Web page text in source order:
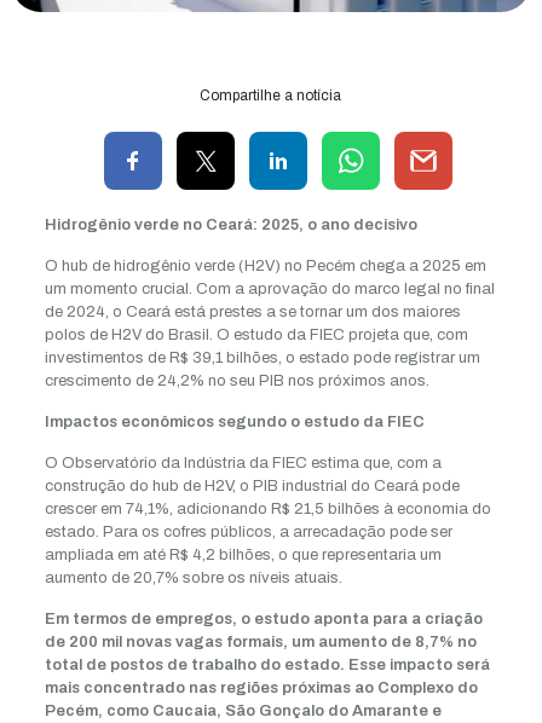
Compartilhe a notícia
Hidrogênio verde no Ceará: 2025, o ano decisivo
O hub de hidrogênio verde (H2V) no Pecém chega a 2025 em
um momento crucial. Com a aprovação do marco legal no final
de 2024, o Ceará está prestes a se tornar um dos maiores
polos de H2V do Brasil. O estudo da FIEC projeta que, com
investimentos de R$ 39,1 bilhões, o estado pode registrar um
crescimento de 24,2% no seu PIB nos próximos anos.
Impactos econômicos segundo o estudo da FIEC
O Observatório da Indústria da FIEC estima que, com a
construção do hub de H2V, o PIB industrial do Ceará pode
crescer em 74,1%, adicionando R$ 21,5 bilhões à economia do
estado. Para os cofres públicos, a arrecadação pode ser
ampliada em até R$ 4,2 bilhões, o que representaria um
aumento de 20,7% sobre os níveis atuais.
Em termos de empregos, o estudo aponta para a criação
de 200 mil novas vagas formais, um aumento de 8,7% no
total de postos de trabalho do estado. Esse impacto será
mais concentrado nas regiões próximas ao Complexo do
Pecém, como Caucaia, São Gonçalo do Amarante e